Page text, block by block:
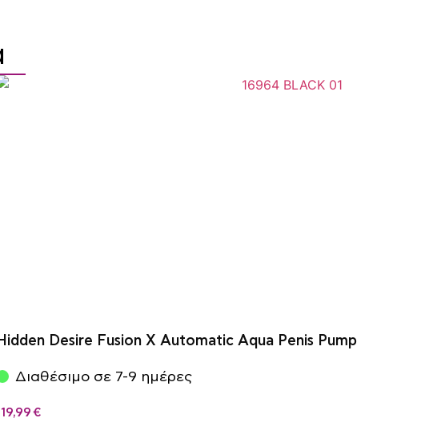
Hidden Desire Fusion X Automatic Aqua Penis Pump
Διαθέσιμο σε 7-9 ημέρες
€